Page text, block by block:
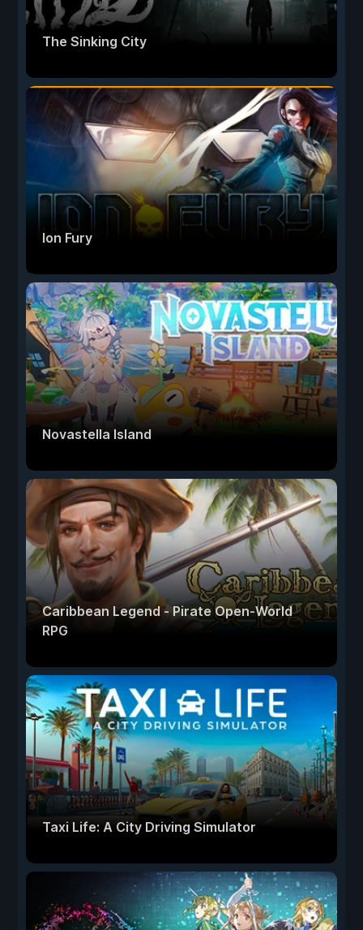
The Sinking City
Ion Fury
Novastella Island
Caribbean Legend - Pirate Open-World
RPG
Taxi Life: A City Driving Simulator